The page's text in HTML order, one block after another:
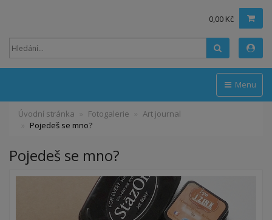
0,00 Kč
Menu
Úvodní stránka Fotogalerie
Art journal
Pojedeš se mno?
Pojedeš se mno?